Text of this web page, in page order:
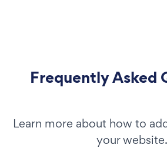
Frequently Asked
Learn more about how to
your website.